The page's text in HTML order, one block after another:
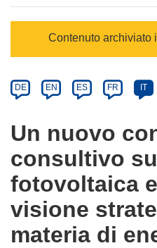
Category
Contenuto archiviato
Article
available
the
following
languages:
DE EN ES FR IT
Un nuovo
consultivo
fotovoltaica
visione
materia di